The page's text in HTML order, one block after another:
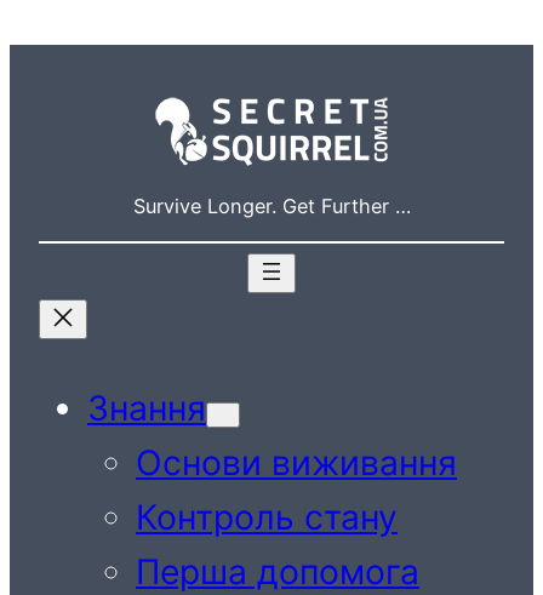
Survive Longer. Get Further …
Знання
Основи виживання
Контроль стану
Перша допомога